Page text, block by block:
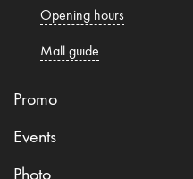
Opening hours
Mall guide
Promo
Events
Photo